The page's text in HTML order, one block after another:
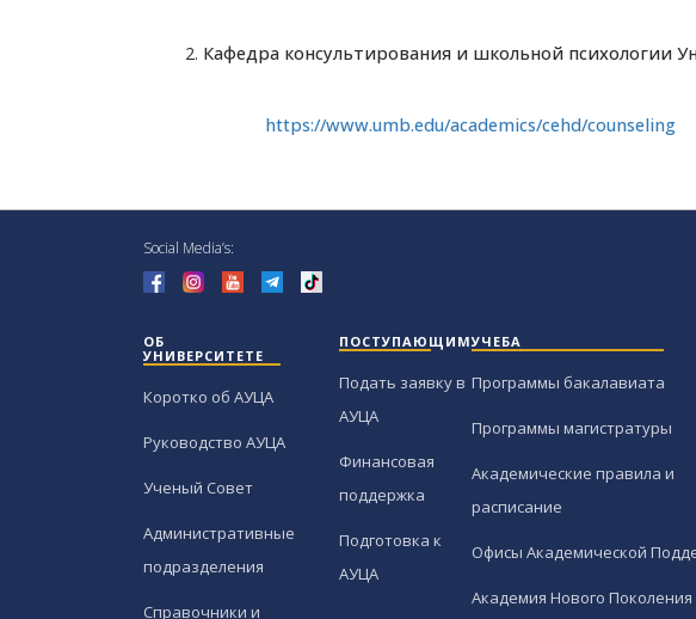
Кафедра консультирования и школьной психологии
https://www.umb.edu/academics/cehd/counseling
Social Media’s:
ОБ
УНИВЕРСИТЕТЕ
Коротко об АУЦА
Руководство АУЦА
Ученый Совет
Административные
подразделения
Справочники и
ПОСТУПАЮЩИМ
Подать заявку в
АУЦА
Финансовая
поддержка
Подготовка к
АУЦА
УЧЕБА
Программы бакалавиата
Программы магистратуры
Академические правила и
расписание
Офисы Академической
Академия Нового Поколения